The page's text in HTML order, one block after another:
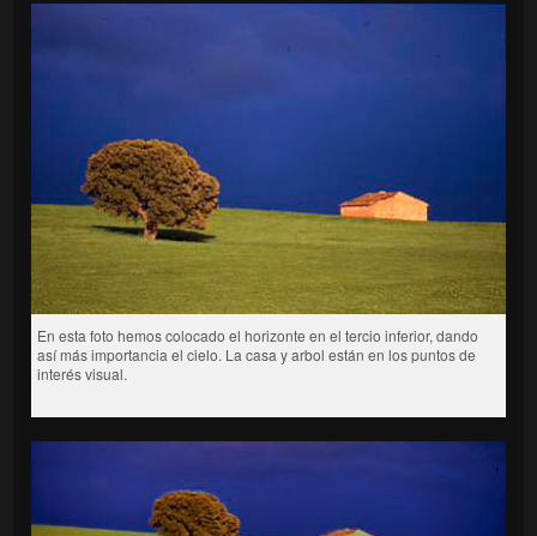
En esta foto hemos colocado el horizonte en el tercio inferior, dando
así más importancia el cielo. La casa y arbol están en los puntos de
interés visual.